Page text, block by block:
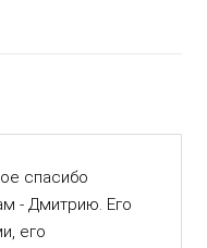
спасибо
- Дмитрию. Его
его